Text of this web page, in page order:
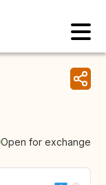
Open for exchange